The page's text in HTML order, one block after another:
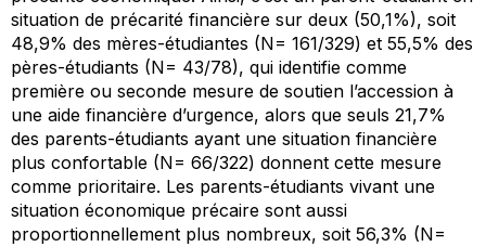
situation de précarité financière sur deux (50,1%), soit
48,9% des mères-étudiantes (N= 161/329) et 55,5% des
pères-étudiants (N= 43/78), qui identifie comme
première ou seconde mesure de soutien l’accession à
une aide financière d’urgence, alors que seuls 21,7%
des parents-étudiants ayant une situation financière
plus confortable (N= 66/322) donnent cette mesure
comme prioritaire. Les parents-étudiants vivant une
situation économique précaire sont aussi
proportionnellement plus nombreux, soit 56,3% (N=